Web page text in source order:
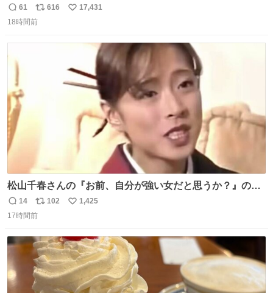
マごめん、日本」
返
信
61
リ
ポ
616
い
17,431
18時間前
松山千春さんの『お前、自分が強い女だと思うか？』の一
言で… 中森明菜さんが思わず本音をこぼす瞬間😭
返
信
14
リ
ポ
ト
数
102
い
数
1,425
17時間前